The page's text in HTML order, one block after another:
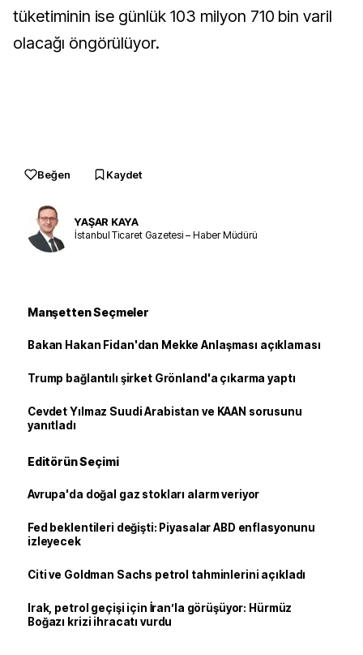
tüketiminin ise günlük 103 milyon 710 bin varil
olacağı öngörülüyor.
Beğen Kaydet
YAŞAR KAYA
İstanbul Ticaret Gazetesi – Haber Müdürü
Manşetten Seçmeler
Bakan Hakan Fidan'dan Mekke Anlaşması açıklaması
Trump bağlantılı şirket Grönland'a çıkarma yaptı
Cevdet Yılmaz Suudi Arabistan ve KAAN sorusunu
yanıtladı
Editörün Seçimi
Avrupa'da doğal gaz stokları alarm veriyor
Fed beklentileri değişti: Piyasalar ABD enflasyonunu
izleyecek
Citi ve Goldman Sachs petrol tahminlerini açıkladı
Irak, petrol geçişi için İran’la görüşüyor: Hürmüz
Boğazı krizi ihracatı vurdu